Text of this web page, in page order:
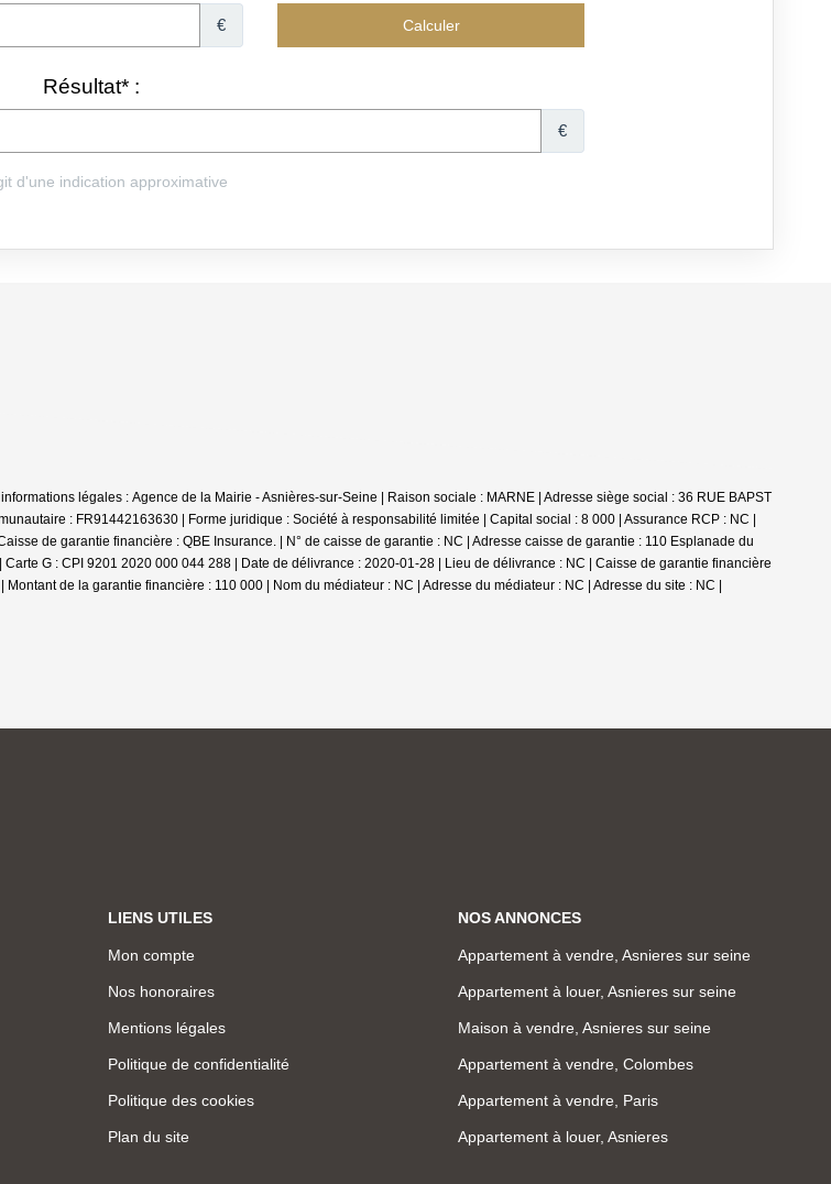
légales : Agence de la Mairie - Asnières-sur-Seine | Raison sociale : MARNE | Adresse siège social : 36 RUE BAPST
: FR91442163630 | Forme juridique : Société à responsabilité limitée | Capital social : 8 000 | Assurance RCP : NC |
de garantie financière : QBE Insurance. | N° de caisse de garantie : NC | Adresse caisse de garantie : 110 Esplanade du
G : CPI 9201 2020 000 044 288 | Date de délivrance : 2020-01-28 | Lieu de délivrance : NC | Caisse de garantie financière
de la garantie financière : 110 000 | Nom du médiateur : NC | Adresse du médiateur : NC | Adresse du site : NC |
LIENS UTILES
Mon compte
Nos honoraires
Mentions légales
Politique de confidentialité
Politique des cookies
Plan du site
NOS ANNONCES
Appartement à vendre, Asnieres sur seine
Appartement à louer, Asnieres sur seine
Maison à vendre, Asnieres sur seine
Appartement à vendre, Colombes
Appartement à vendre, Paris
Appartement à louer, Asnieres